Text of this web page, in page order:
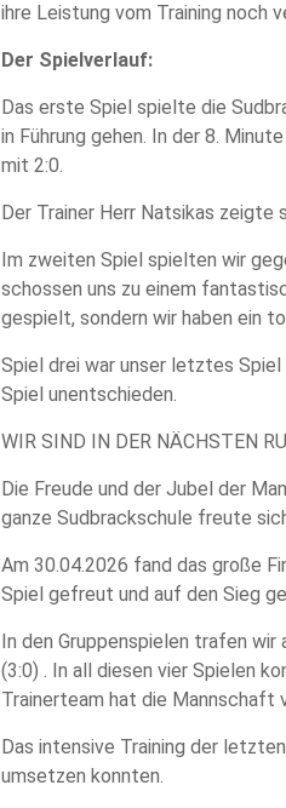
ihre Leistung vom Training noch
Der Spielverlauf:
Das erste Spiel spielte die
in Führung gehen. In der 8.
mit 2:0.
Der Trainer Herr Natsikas zeigte
Im zweiten Spiel spielten wir
schossen uns zu einem
gespielt, sondern wir haben ein
Spiel drei war unser letztes
Spiel unentschieden.
WIR SIND IN DER NÄCHSTEN
Die Freude und der Jubel der
ganze Sudbrackschule freute
Am 30.04.2026 fand das große
Spiel gefreut und auf den Sieg
In den Gruppenspielen trafen wir
(3:0) . In all diesen vier Spielen
Trainerteam hat die Mannschaft
Das intensive Training der
umsetzen konnten.